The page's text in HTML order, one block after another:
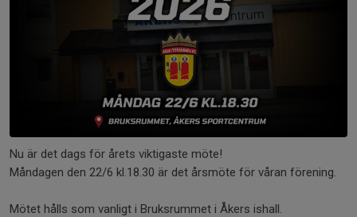
Nu är det dags för årets viktigaste möte!
Måndagen den 22/6 kl.18.30 är det årsmöte för våran förening.
Mötet hålls som vanligt i Bruksrummet i Åkers ishall.